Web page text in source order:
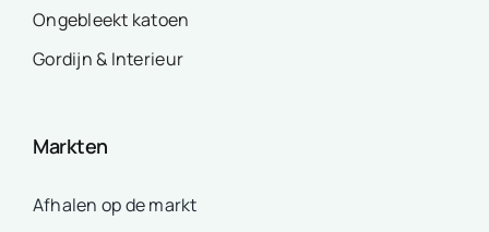
Ongebleekt katoen
Gordijn & Interieur
Markten
Afhalen op de markt